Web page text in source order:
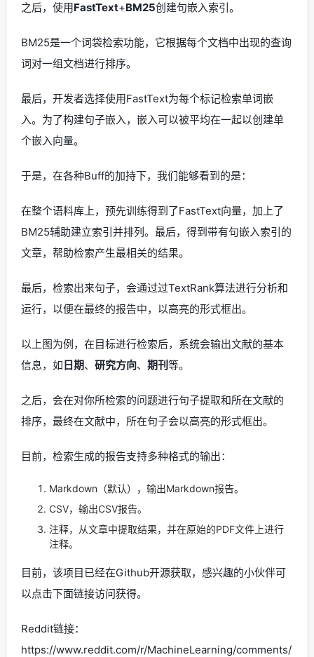
之后，使用FastText+BM25创建句嵌入索引。
BM25是一个词袋检索功能，它根据每个文档中出现的查询
词对一组文档进行排序。
最后，开发者选择使用FastText为每个标记检索单词嵌
入。为了构建句子嵌入，嵌入可以被平均在一起以创建单
个嵌入向量。
于是，在各种Buff的加持下，我们能够看到的是：
在整个语料库上，预先训练得到了FastText向量，加上了
BM25辅助建立索引并排列。最后，得到带有句嵌入索引的
文章，帮助检索产生最相关的结果。
最后，检索出来句子，会通过过TextRank算法进行分析和
运行，以便在最终的报告中，以高亮的形式框出。
以上图为例，在目标进行检索后，系统会输出文献的基本
信息，如日期、 研究方向、 期刊 等。
之后，会在对你所检索的问题进行句子提取和所在文献的
排序，最终在文献中，所在句子会以高亮的形式框出。
目前，检索生成的报告支持多种格式的输出：
Markdown（默认），输出Markdown报告。
CSV，输出CSV报告。
注释，从文章中提取结果，并在原始的PDF文件上进行
注释。
目前，该项目已经在Github开源获取，感兴趣的小伙伴可
以点击下面链接访问获得。
Reddit链接：
https://www.reddit.com/r/MachineLearning/comments/